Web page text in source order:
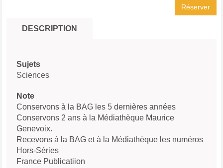
Réserver
DESCRIPTION
Sujets
Sciences
Note
Conservons à la BAG les 5 dernières années
Conservons 2 ans à la Médiathèque Maurice
Genevoix.
Recevons à la BAG et à la Médiathèque les numéros
Hors-Séries
France Publicatiion